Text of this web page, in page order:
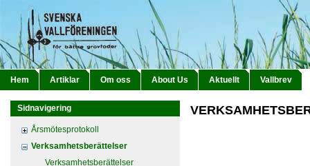
Hem Artiklar Om oss About Us Aktuellt Vallbrev
Sidnavigering
Årsmötesprotokoll
Verksamhetsberättelser
Verksamhetsberättelser